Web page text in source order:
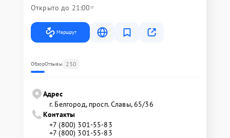
Открыто до 21:00
Маршрут
ОбзорОтзывы 230
Адрес
г. Белгород, просп. Славы, 65/36
Контакты
+7 (800) 301-55-83
+7 (800) 301-55-83